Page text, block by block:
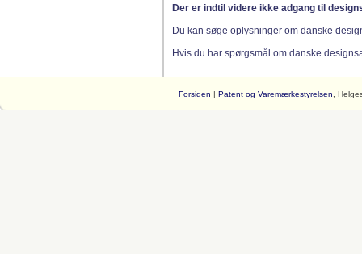
Der er indtil videre ikke adgang til
Du kan søge oplysninger om danske
Hvis du har spørgsmål om danske
Forsiden | Patent og Varemærkestyrelsen ,